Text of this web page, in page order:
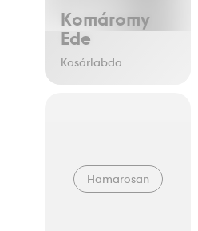
Komáromy
Ede
Kosárlabda
Hamarosan